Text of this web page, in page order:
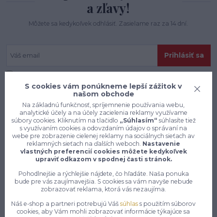
a zľavy!
Môžete sa kedykoľvek odhlásiť. Zasielame raz za 14 dní.
Prihlásiť sa
Konečne e-shop, kde nemusíte
S cookies vám ponúkneme lepší zážitok v
našom obchode
Na základnú funkčnosť, spríjemnenie používania webu,
analytické účely a na účely zacielenia reklamy využívame
súbory cookies. Kliknutím na tlačidlo „Súhlasím“ súhlasíte tiež
s využívaním cookies a odovzdaním údajov o správaní na
webe pre zobrazenie cielenej reklamy na sociálnych sieťach av
reklamných sieťach na ďalších weboch. Nastavenie
vlastných preferencií cookies môžete kedykoľvek
upraviť odkazom v spodnej časti stránok.
Pohodlnejšie a rýchlejšie nájdete, čo hľadáte. Naša ponuka
bude pre vás zaujímavejšia. S cookies sa vám navyše nebude
zobrazovať reklama, ktorá vás nezaujíma.
Náš e-shop a partneri potrebujú Vášsúhlas s použitím súborov
cookies, aby Vám mohli zobrazovať informácie týkajúce sa